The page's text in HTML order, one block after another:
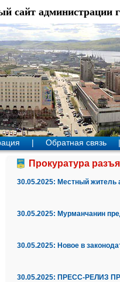
сайт администрации
| Обратная связь |
Прокуратура
30.05.2025: Местный житель
30.05.2025: Мурманчанин
30.05.2025: Новое в
30.05.2025: ПРЕСС-РЕЛИЗ